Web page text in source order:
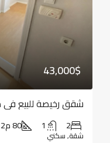
43,000$
شقق رخيصة للبيع في
2
1 80 م2
شقة, سكني